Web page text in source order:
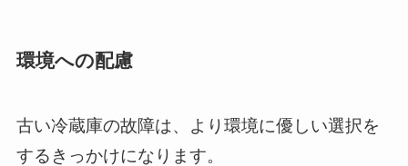
環境への配慮
古い冷蔵庫の故障は、より環境に優しい選択を
するきっかけになります。